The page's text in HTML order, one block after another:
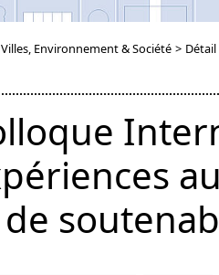
Environnement & Société >